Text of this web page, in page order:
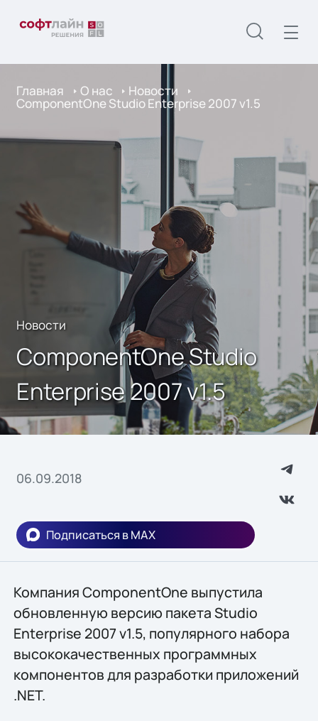
Главная О нас Новости
ComponentOne Studio Enterprise 2007 v1.5
Новости
ComponentOne Studio
Enterprise 2007 v1.5
06.09.2018
Подписаться в MAX
Компания ComponentOne выпустила
обновленную версию пакета Studio
Enterprise 2007 v1.5, популярного набора
высококачественных программных
компонентов для разработки приложений
.NET.